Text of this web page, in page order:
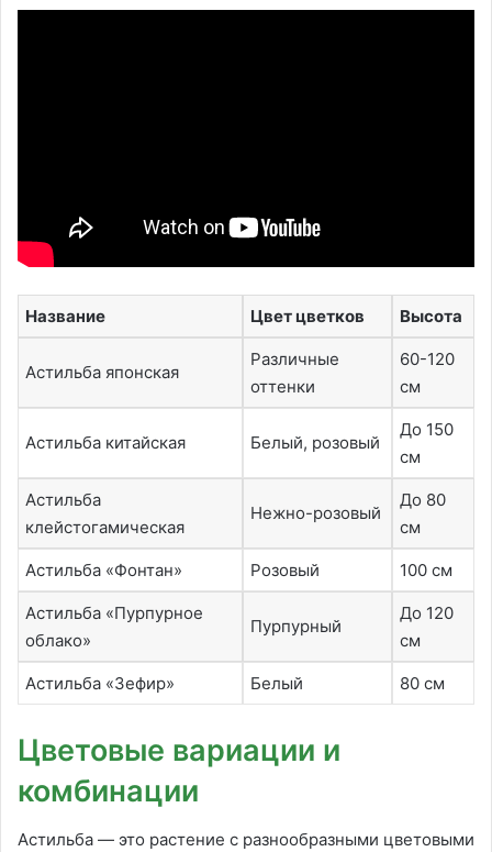
Название Цвет цветков Высота
Астильба японская
Различные
оттенки
60-120
см
Астильба китайская Белый, розовый
До 150
см
Астильба
клейстогамическая
Нежно-розовый
До 80
см
Астильба «Фонтан» Розовый 100 см
Астильба «Пурпурное
облако»
Пурпурный
До 120
см
Астильба «Зефир» Белый 80 см
Цветовые вариации и
комбинации
Астильба — это растение с разнообразными цветовыми